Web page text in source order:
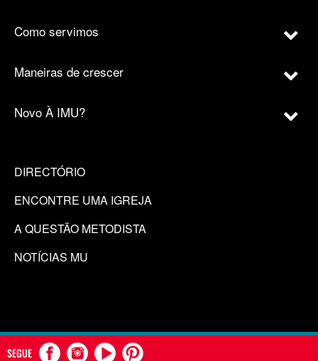
Como servimos
Maneiras de crescer
Novo À IMU?
DIRECTÓRIO
ENCONTRE UMA IGREJA
A QUESTÃO METODISTA
NOTÍCIAS MU
SEGUE